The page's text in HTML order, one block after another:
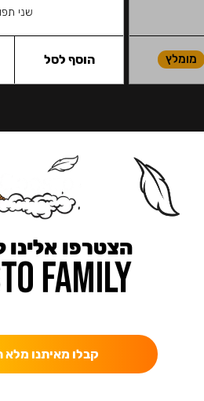
מומלץ
שני
הוסף לסל
הצטרפו אלינו
קבלו מאיתנו מלא